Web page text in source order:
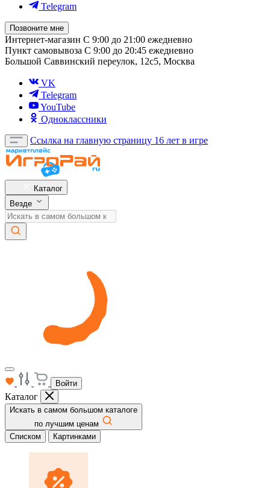
Telegram
Позвоните мне
Интернет-магазин С 9:00 до 21:00 ежедневно
Пункт самовывоза С 9:00 до 20:45 ежедневно
Большой Саввинский переулок, 12с5, Москва
VK
Telegram
YouTube
Одноклассники
Ссылка на главную страницу 16 лет в игре
Каталог
Везде
Войти
Каталог
Искать в самом большом каталоге
по лучшим ценам
Списком
Картинками